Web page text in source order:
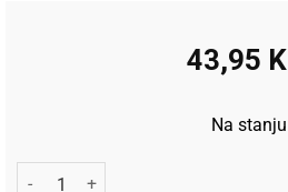
43,95
Na stanju
Harrows Pikado pribor Score tabla